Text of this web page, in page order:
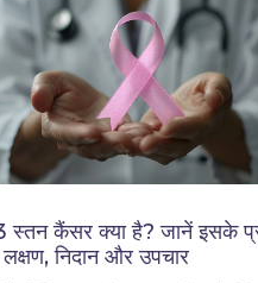
स्तन कैंसर क्या है? जानें इसके
निदान और उपचार